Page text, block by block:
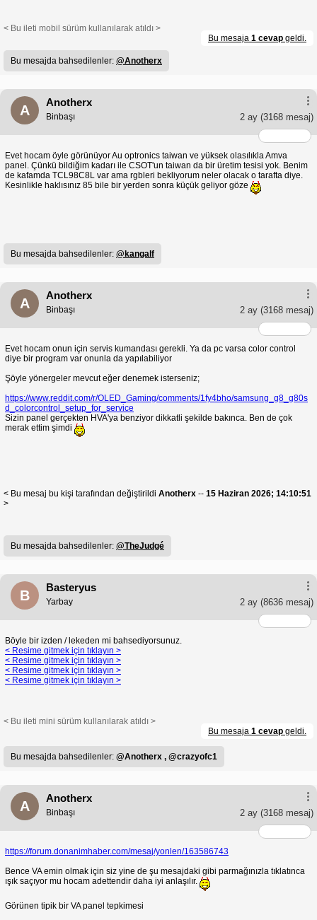
< Bu ileti mobil sürüm kullanılarak atıldı >
Bu mesaja 1 cevap geldi.
Bu mesajda bahsedilenler: @Anotherx
A
Anotherx
2 ay (3168 mesaj)
Binbaşı
Evet hocam öyle görünüyor Au optronics taiwan ve yüksek olasılıkla Amva
panel. Çünkü bildiğim kadarı ile CSOT'un taiwan da bir üretim tesisi yok. Benim
de kafamda TCL98C8L var ama rgbleri bekliyorum neler olacak o tarafta diye.
Kesinlikle haklısınız 85 bile bir yerden sonra küçük geliyor göze
Bu mesajda bahsedilenler: @kangalf
A
Anotherx
2 ay (3168 mesaj)
Binbaşı
Evet hocam onun için servis kumandası gerekli. Ya da pc varsa color control
diye bir program var onunla da yapılabiliyor
Şöyle yönergeler mevcut eğer denemek isterseniz;
https://www.reddit.com/r/OLED_Gaming/comments/1fy4bho/samsung_g8_g80s
d_colorcontrol_setup_for_service
Sizin panel gerçekten HVA'ya benziyor dikkatli şekilde bakınca. Ben de çok
merak ettim şimdi
< Bu mesaj bu kişi tarafından değiştirildi Anotherx -- 15 Haziran 2026; 14:10:51
>
Bu mesajda bahsedilenler: @TheJudgé
B
Basteryus
2 ay (8636 mesaj)
Yarbay
Böyle bir izden / lekeden mi bahsediyorsunuz.
< Resime gitmek için tıklayın >
< Resime gitmek için tıklayın >
< Resime gitmek için tıklayın >
< Resime gitmek için tıklayın >
< Bu ileti mini sürüm kullanılarak atıldı >
Bu mesaja 1 cevap geldi.
Bu mesajda bahsedilenler: @Anotherx , @crazyofc1
A
Anotherx
2 ay (3168 mesaj)
Binbaşı
https://forum.donanimhaber.com/mesaj/yonlen/163586743
Bence VA emin olmak için siz yine de şu mesajdaki gibi parmağınızla tıklatınca
ışık saçıyor mu hocam adettendir daha iyi anlaşılır.
Görünen tipik bir VA panel tepkimesi